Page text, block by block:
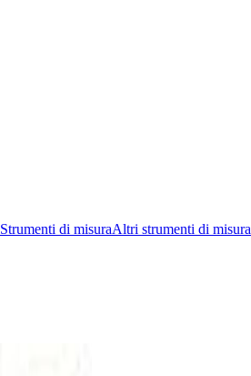
Strumenti di misuraAltri strumenti di misura